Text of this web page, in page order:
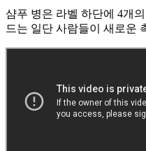
샴푸 병은 라벨 하단에 4개
드는 일단 사람들이 새로운